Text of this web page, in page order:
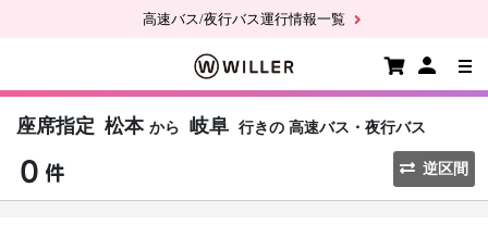
高速バス/夜行バス運行情報一覧
座席指定 松本 から 岐阜 行きの 高速バス・夜行バス
逆区間